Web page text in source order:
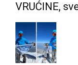
VRUĆINE,